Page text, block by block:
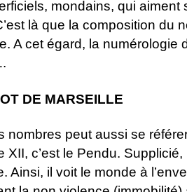
mondains, qui aiment
là que la composition du
A cet égard, la numérologie
DE MARSEILLE
nombres peut aussi se
XII, c’est le Pendu.
Ainsi, il voit le monde à